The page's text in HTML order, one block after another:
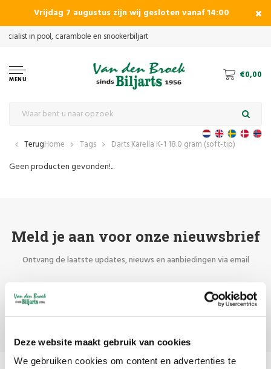
Deze website maakt gebruik van cookies
We gebruiken cookies om content en advertenties te
Vrijdag 7 augustus zijn wij gesloten vanaf 14:00
MENU €0,00
TerugHome Tags Darts Karella K-1 18.0 gram (soft-tip)
Geen producten gevonden!...
Meld je aan voor onze nieuwsbrief
Ontvang de laatste updates, nieuws en aanbiedingen via email
Abonneer